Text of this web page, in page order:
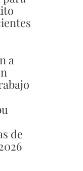
a
de